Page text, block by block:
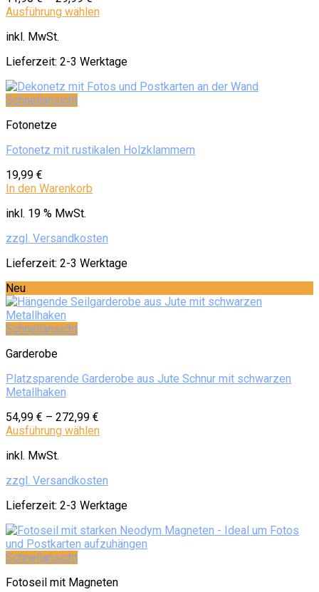
Ausführung wählen
inkl. MwSt.
Lieferzeit: 2-3 Werktage
Schnellansicht
Fotonetze
Fotonetz mit rustikalen Holzklammern
19,99 €
In den Warenkorb
inkl. 19 % MwSt.
zzgl. Versandkosten
Lieferzeit: 2-3 Werktage
Neu
Schnellansicht
Garderobe
Platzsparende Garderobe aus Jute Schnur mit schwarzen
Metallhaken
54,99 € – 272,99 €
Ausführung wählen
inkl. MwSt.
zzgl. Versandkosten
Lieferzeit: 2-3 Werktage
Schnellansicht
Fotoseil mit Magneten